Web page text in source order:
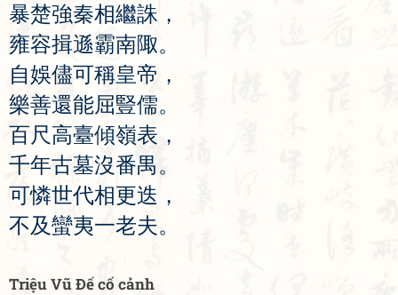
暴楚強秦相繼誅 ，
雍容揖遜霸南陬。
自娛儘可稱皇帝 ，
樂善還能屈豎儒。
百尺高臺傾嶺表 ，
千年古墓沒番禺。
可憐世代相更迭 ，
不及蠻夷一老夫。
Triệu Vũ Đế cố cảnh